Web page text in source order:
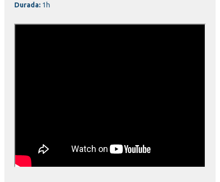
Durada: 1h